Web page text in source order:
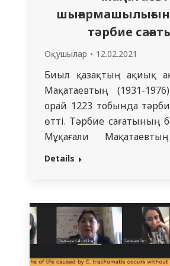
тәрбие
Оқушылар 12.02.2021
Биыл қазақтың ақиық
Мақатаевтың (1931-
орай 1223 тобында
өтті. Тәрбие сағатының
Мұқағали
шығармашылығымен
оқып оқырман
кураторы
Аскербековна Мұқағали
дәріс оқыды.…
Details